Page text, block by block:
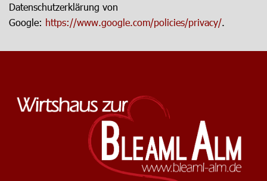
Datenschutzerklärung von
Google: https://www.google.com/policies/privacy/.